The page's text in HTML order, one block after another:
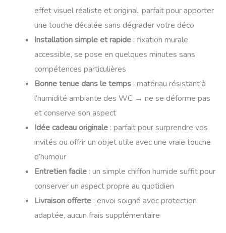
effet visuel réaliste et original, parfait pour apporter
une touche décalée sans dégrader votre déco
Installation simple et rapide : fixation murale
accessible, se pose en quelques minutes sans
compétences particulières
Bonne tenue dans le temps : matériau résistant à
l’humidité ambiante des WC → ne se déforme pas
et conserve son aspect
Idée cadeau originale : parfait pour surprendre vos
invités ou offrir un objet utile avec une vraie touche
d’humour
Entretien facile : un simple chiffon humide suffit pour
conserver un aspect propre au quotidien
Livraison offerte : envoi soigné avec protection
adaptée, aucun frais supplémentaire